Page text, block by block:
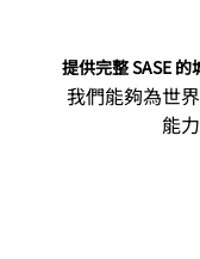
提供完整 SASE
我們能夠為世
能